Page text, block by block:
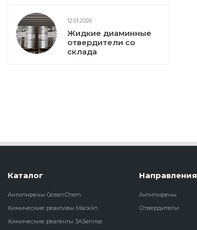
12.01.2026
Жидкие диаминные
отвердители со
склада
Каталог
Антипирены OceanСhem
Химические реактивы Macklin
Химические реагенты 3ASenrise
Направления
Антипирены
Отвердители